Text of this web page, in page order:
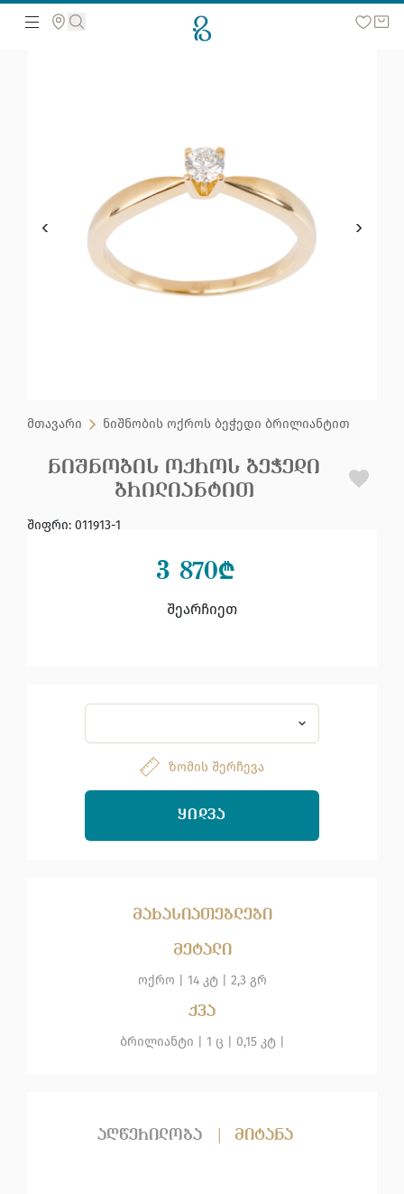
მთავარი ნიშნობის ოქროს ბეჭედი ბრილიანტით
ᲜᲘᲨᲜᲝᲑᲘᲡ ᲝᲥᲠᲝᲡ ᲑᲔᲭᲔᲓᲘ
ᲑᲠᲘᲚᲘᲐᲜᲢᲘᲗ
შიფრი: 011913-1
3 870₾
შეარჩიეთ
ზომის შერჩევა
ᲧᲘᲓᲕᲐ
მახასიათებლები
მეტალი
ოქრო 14 კტ | 2,3 გრ
ქვა
ბრილიანტი | 1 ც | 0,15 კტ |
აღწერილობა მიტანა